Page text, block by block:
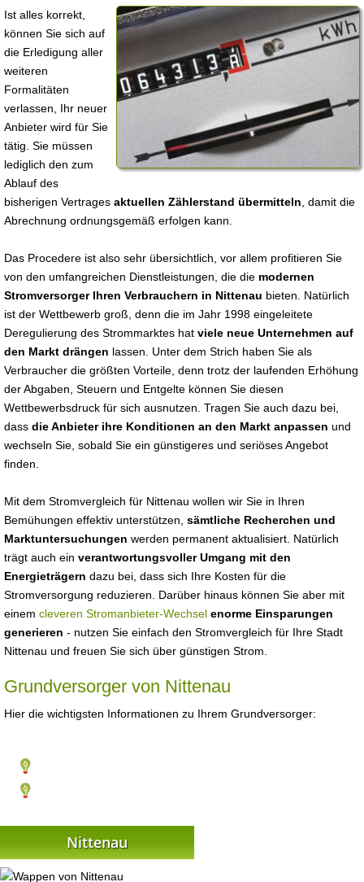
Ist alles korrekt,
können Sie sich auf
die Erledigung aller
weiteren
Formalitäten
verlassen, Ihr neuer
Anbieter wird für Sie
tätig. Sie müssen
lediglich den zum
Ablauf des
bisherigen Vertrages aktuellen Zählerstand übermitteln , damit die
Abrechnung ordnungsgemäß erfolgen kann.
Das Procedere ist also sehr übersichtlich, vor allem profitieren Sie
von den umfangreichen Dienstleistungen, die die modernen
Stromversorger Ihren Verbrauchern in Nittenau bieten. Natürlich
ist der Wettbewerb groß, denn die im Jahr 1998 eingeleitete
Deregulierung des Strommarktes hat viele neue Unternehmen auf
den Markt drängen lassen. Unter dem Strich haben Sie als
Verbraucher die größten Vorteile, denn trotz der laufenden Erhöhung
der Abgaben, Steuern und Entgelte können Sie diesen
Wettbewerbsdruck für sich ausnutzen. Tragen Sie auch dazu bei,
dass die Anbieter ihre Konditionen an den Markt anpassen und
wechseln Sie, sobald Sie ein günstigeres und seriöses Angebot
finden.
Mit dem Stromvergleich für Nittenau wollen wir Sie in Ihren
Bemühungen effektiv unterstützen, sämtliche Recherchen und
Marktuntersuchungen werden permanent aktualisiert. Natürlich
trägt auch ein verantwortungsvoller Umgang mit den
Energieträgern dazu bei, dass sich Ihre Kosten für die
Stromversorgung reduzieren. Darüber hinaus können Sie aber mit
einem cleveren Stromanbieter-Wechsel enorme Einsparungen
generieren - nutzen Sie einfach den Stromvergleich für Ihre Stadt
Nittenau und freuen Sie sich über günstigen Strom.
Grundversorger von Nittenau
Hier die wichtigsten Informationen zu Ihrem Grundversorger:
Nittenau